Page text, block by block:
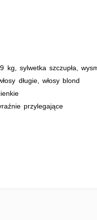
kg, sylwetka szczupła,
długie, włosy blond
przylegające